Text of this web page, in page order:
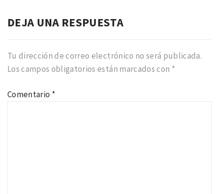
DEJA UNA RESPUESTA
Tu dirección de correo electrónico no será publicada.
Los campos obligatorios están marcados con *
Comentario *